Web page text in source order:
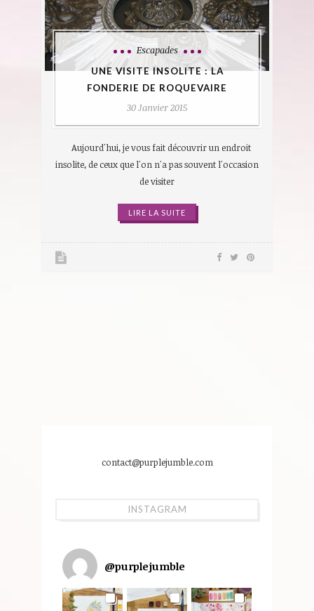
Escapades
UNE VISITE INSOLITE : LA
FONDERIE DE ROQUEVAIRE
30 Janvier 2015
Aujourd'hui, je vous fait découvrir un endroit
insolite, de ceux que l'on n'a pas souvent l'occasion
de visiter
LIRE LA SUITE
contact@purplejumble.com
INSTAGRAM
@purplejumble